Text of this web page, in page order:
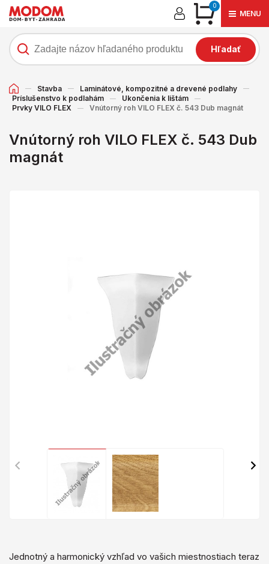
0
MENU
Hľadať
Stavba
Laminátové, kompozitné a drevené podlahy
Príslušenstvo k podlahám
Ukončenia k lištám
Prvky VILO FLEX
Vnútorný roh VILO FLEX č. 543 Dub magnát
Vnútorný roh VILO FLEX č. 543 Dub
magnát
Jednotný a harmonický vzhľad vo vašich miestnostiach teraz